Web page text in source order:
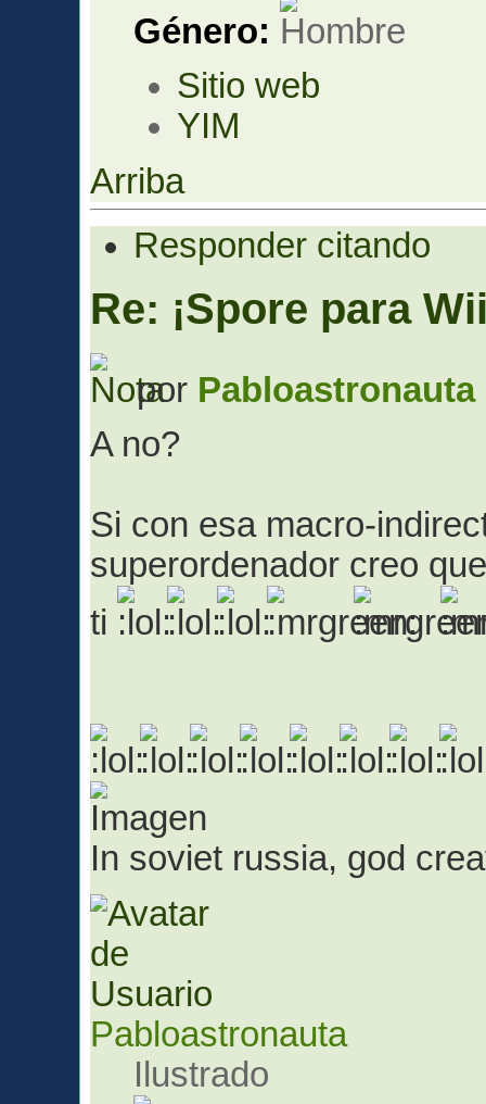
Género:
Sitio web
YIM
Arriba
Responder citando
Re: ¡Spore para
por Pabloastronauta
A no?
Si con esa macro-
superordenador creo
ti
In soviet russia, god
Pabloastronauta
Ilustrado